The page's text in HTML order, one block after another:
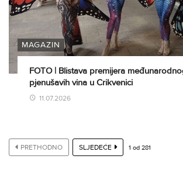
MAGAZIN
FOTO | Blistava premijera
pjenušavih vina u Crikvenici
11.07.2026
PRETHODNO SLJEDEĆE 1 od 281